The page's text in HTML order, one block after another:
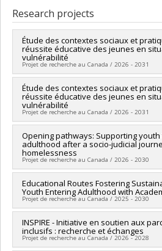
Cycle :Master's
Grade :M. Sc.
Lien vers le document dans Papyrus
Research projects
Étude des contextes sociaux et
réussite éducative des jeunes en
vulnérabilité
Projet de recherche au Canada / 2026 - 2031
Lead researcher :Isabelle
Co-researchers :Sophie Parent,
Funding sources: FRQSC/Fonds de
Société et culture (FQRSC)
Grant programs:PVXXXXXX-(SE)
équipes de recherche - Stade de
Renouvellement
Étude des contextes sociaux et
réussite éducative des jeunes en
vulnérabilité
Projet de recherche au Canada / 2026 - 2031
Lead researcher :Isabelle
Co-researchers :Linda S. Pagani,
Janosz,Véronique Dupéré,Elizabeth
Grenier,Marie-Claude Salvas,Éric
Caroline Fitzpatrick,Gabrielle
Funding sources:CRSH/Conseil de
humaines du Canada
Grant programs:PVXXXXXX-(SE)
équipes de recherche - Stade de
Renouvellement
Opening pathways: Supporting
adulthood after a socio-judicial
homelessness
Projet de recherche au Canada / 2026 - 2030
Lead researcher : Nathalie Fontaine
Co-researchers :Annie Bernier,
Julie Béliveau
Funding sources:CRSH/Conseil de
humaines du Canada
Educational Routes Fostering
Youth Entering Adulthood with
Projet de recherche au Canada / 2025 - 2030
Lead researcher : Véronique Dupéré
Co-researchers :Éric Lacourse,
Katherine Frohlich
INSPIRE - Initiative en soutien aux
inclusifs : recherche et échanges
Projet de recherche au Canada / 2026 - 2028